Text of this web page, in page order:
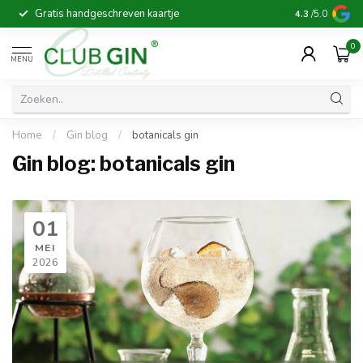
Gratis handgeschreven kaartje Voor 16:00
4.3 /5.0
MENU
0
Home / Gin blog / botanicals gin
Gin blog: botanicals gin
01
MEI
2026